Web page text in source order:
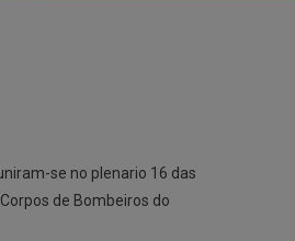
se no plenario 16 das
de Bombeiros do